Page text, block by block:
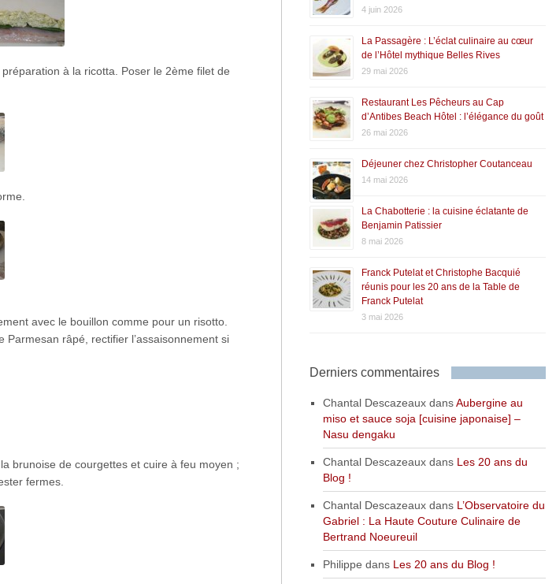
à la ricotta. Poser le 2ème filet de
avec le bouillon comme pour un risotto.
râpé, rectifier l’assaisonnement si
brunoise de courgettes et cuire à feu moyen ;
fermes.
4 juin 2026
La Passagère : L’éclat culinaire au cœur
de l’Hôtel mythique Belles Rives
29 mai 2026
Restaurant Les Pêcheurs au Cap
d’Antibes Beach Hôtel : l’élégance du goût
26 mai 2026
Déjeuner chez Christopher Coutanceau
14 mai 2026
La Chabotterie : la cuisine éclatante de
Benjamin Patissier
8 mai 2026
Franck Putelat et Christophe Bacquié
réunis pour les 20 ans de la Table de
Franck Putelat
3 mai 2026
Derniers commentaires
Chantal DescazeauxdansAubergine au
miso et sauce soja [cuisine japonaise] –
Nasu dengaku
Chantal Descazeauxdans Les 20 ans du
Blog !
Chantal Descazeauxdans L’Observatoire du
Gabriel : La Haute Couture Culinaire de
Bertrand Noeureuil
Philippe dans Les 20 ans du Blog !